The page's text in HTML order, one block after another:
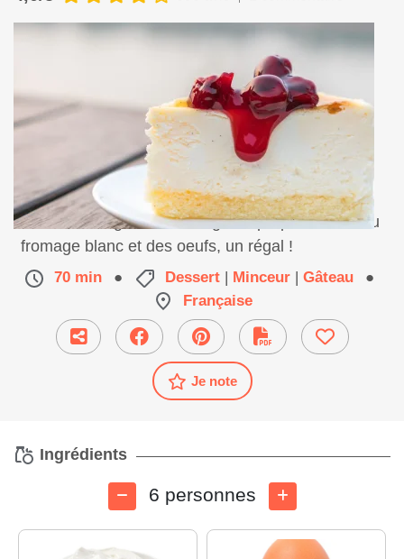
Un délicieux gâteau très léger, à préparer avec du
fromage blanc et des oeufs, un régal !
70 min ● Dessert | Minceur | Gâteau
●
Française
Je note
Ingrédients
6 personnes